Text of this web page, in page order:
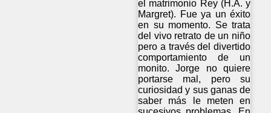
el matrimonio Rey (H.A. y
Margret). Fue ya un éxito
en su momento. Se trata
del vivo retrato de un niño
pero a través del divertido
comportamiento de un
monito. Jorge no quiere
portarse mal, pero su
curiosidad y sus ganas de
saber más le meten en